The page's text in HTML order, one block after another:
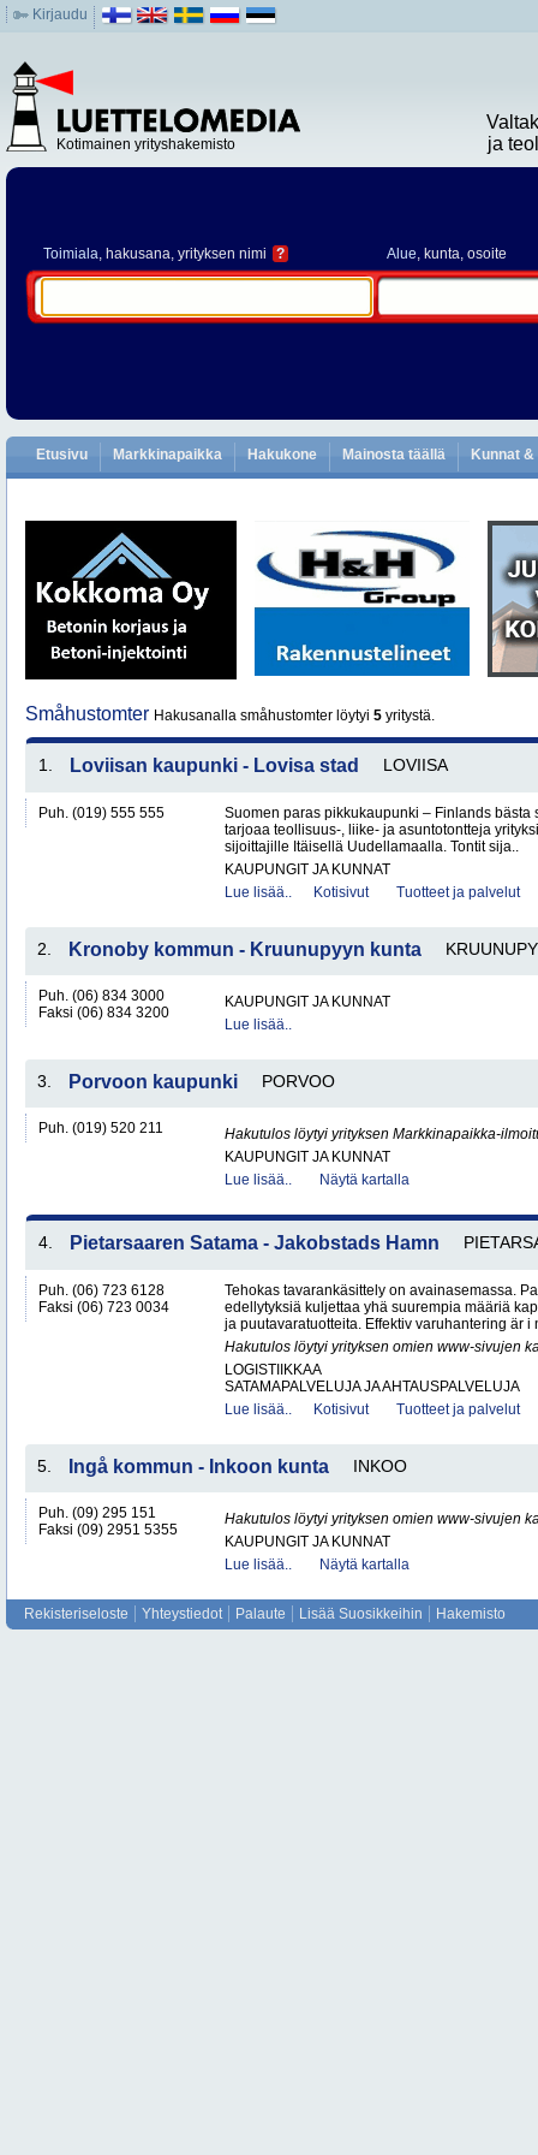
Kirjaudu
Kotimainen yrityshakemisto
ja
Toimiala, hakusana, yrityksen nimi ? Alue, kunta, osoite
Etusivu Markkinapaikka Hakukone Mainosta täällä Kunnat
Småhustomter Hakusanalla småhustomter löytyi 5 yritystä.
1. Loviisan kaupunki - Lovisa stad LOVIISA
Puh. (019) 555 555
Suomen paras pikkukaupunki – Finlands bästa
tarjoaa teollisuus-, liike- ja asuntotontteja
sijoittajille Itäisellä Uudellamaalla. Tontit sija..
KAUPUNGIT JA KUNNAT
Lue lisää..
Kotisivut Tuotteet ja palvelut
2. Kronoby kommun - Kruunupyyn kunta
Puh. (06) 834 3000
Faksi (06) 834 3200
KAUPUNGIT JA KUNNAT
Lue lisää..
3. Porvoon kaupunki PORVOO
Puh. (019) 520 211
Hakutulos löytyi yrityksen Markkinapaikka-
KAUPUNGIT JA KUNNAT
Lue lisää..
Näytä kartalla
4. Pietarsaaren Satama - Jakobstads Hamn
Puh. (06) 723 6128
Faksi (06) 723 0034
Tehokas tavarankäsittely on avainasemassa.
edellytyksiä kuljettaa yhä suurempia määriä
ja puutavaratuotteita. Effektiv varuhantering är i
Hakutulos löytyi yrityksen omien www-sivujen
LOGISTIIKKAA
SATAMAPALVELUJA JA AHTAUSPALVELUJA
Lue lisää..
Kotisivut Tuotteet ja palvelut
5. Ingå kommun - Inkoon kunta INKOO
Puh. (09) 295 151
Faksi (09) 2951 5355
Hakutulos löytyi yrityksen omien www-sivujen
KAUPUNGIT JA KUNNAT
Lue lisää..
Näytä kartalla
Rekisteriseloste Yhteystiedot Palaute Lisää Suosikkeihin Hakemisto